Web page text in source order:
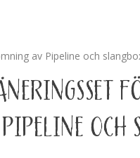
av Pipeline och
OCH